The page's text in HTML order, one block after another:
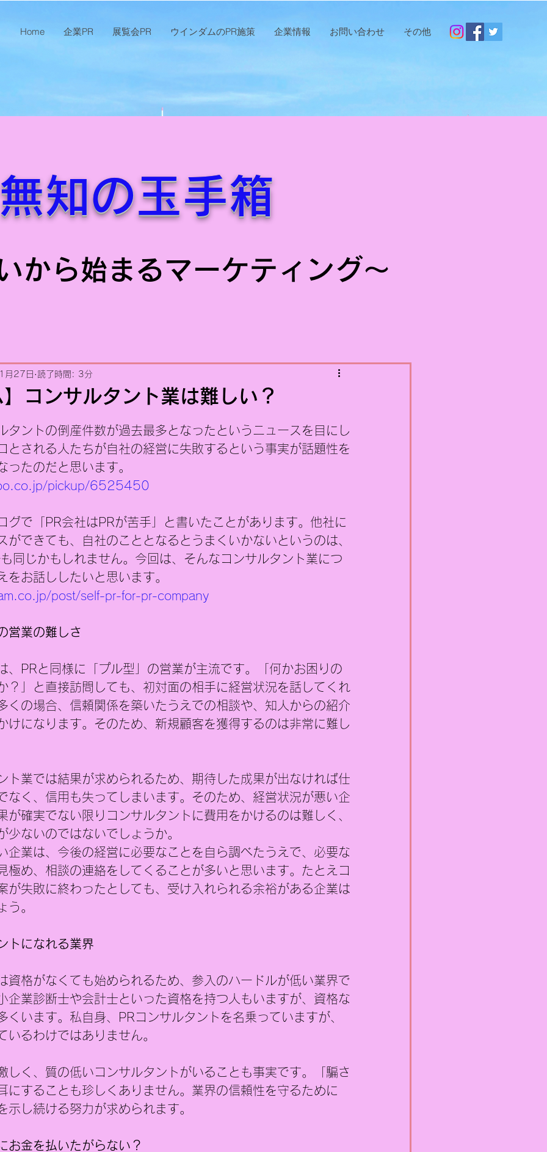
Home 企業PR 展覧会PR ウインダムのPR施策 企業情報 お問い合わせ その他
知の玉手箱
から始まるマーケティング～
コンサルタント業は難しい？
月27日 読了時間: 3分
タントの倒産件数が過去最多となったというニュースを目にし
とされる人たちが自社の経営に失敗するという事実が話題性を
ったのだと思います。
pickup/6525450
グで「PR会社はPRが苦手」と書いたことがあります。他社に
ができても、自社のこととなるとうまくいかないというのは、
同じかもしれません。今回は、そんなコンサルタント業につ
をお話ししたいと思います。
post/self-pr-for-pr-company
営業の難しさ
、PRと同様に「プル型」の営業が主流です。「何かお困りの
？」と直接訪問しても、初対面の相手に経営状況を話してくれ
くの場合、信頼関係を築いたうえでの相談や、知人からの紹介
けになります。そのため、新規顧客を獲得するのは非常に難し
ト業では結果が求められるため、期待した成果が出なければ仕
なく、信用も失ってしまいます。そのため、経営状況が悪い企
が確実でない限りコンサルタントに費用をかけるのは難しく、
少ないのではないでしょうか。
企業は、今後の経営に必要なことを自ら調べたうえで、必要な
極め、相談の連絡をしてくることが多いと思います。たとえコ
が失敗に終わったとしても、受け入れられる余裕がある企業は
う。
トになれる業界
資格がなくても始められるため、参入のハードルが低い業界で
企業診断士や会計士といった資格を持つ人もいますが、資格な
くいます。私自身、PRコンサルタントを名乗っていますが、
いるわけではありません。
しく、質の低いコンサルタントがいることも事実です。「騙さ
にすることも珍しくありません。業界の信頼性を守るために
示し続ける努力が求められます。
お金を払いたがらない？